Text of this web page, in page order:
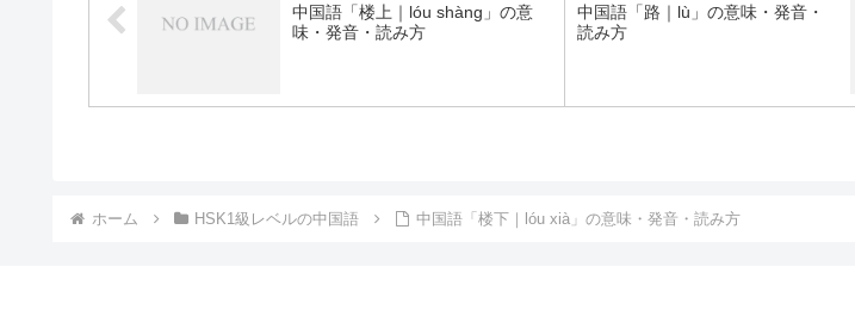
中国語「楼上｜lóu shàng」の意
味・発音・読み方
中国語「路｜lù」の意味・発音・
読み方
ホーム HSK1級レベルの中国語 中国語「楼下｜lóu xià」の意味・発音・読み方